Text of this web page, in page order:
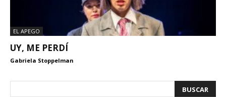
EL APEGO
UY, ME PERDÍ
Gabriela Stoppelman